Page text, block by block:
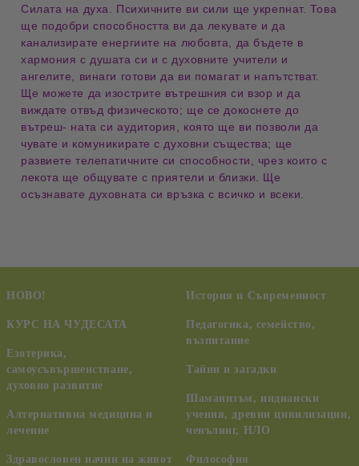
Силата на духа. Психичните ви сили ще укрепнат. Това
ще подобри способността ви да лекувате и да
канализирате енергиите на любовта, да бъдете в
хармония с душата си и с духовните учители и
ангелите, винаги готови да ви помагат и напътстват.
Ще можете да изострите вътрешния си взор и да
виждате отвъд физическото; ще се докоснете до
вътреш- ната си аудитория, която ще ви позволи да
чувате и комуникирате с духовни същества; ще
развиете телепатичните си способности, чрез които с
лекота ще общувате с приятели и близки. Ще
осъзнавате духовната си връзка с всичко и всеки.
НОВО!
КУРС НА ЧУДЕСАТА
Езотерика,
самоусъвършенстване,
духовно развитие
Алтернативна медицина и
лечение
Здравословен начин на живот
История и Съвременност
Педагогика, семейство,
възпитание
Тайни и загадки
Шаманизъм, индиански
учения, древни цивилизации,
ченълинг, НЛО
Философия